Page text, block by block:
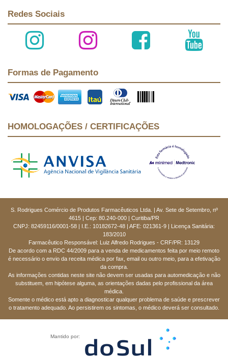
Redes Sociais
Formas de Pagamento
HOMOLOGAÇÕES / CERTIFICAÇÕES
S. Rodrigues Comércio de Produtos Farmacêuticos Ltda. | Av. Sete de Setembro, nº
4615 | Cep: 80.240-000 | Curitiba/PR
CNPJ: 82459116/0001-58 | I.E.: 10182672-48 | AFE: 021361-9 | Licença Sanitária:
183/2010
Farmacêutico Responsável: Luiz Alfredo Rodrigues - CRF/PR: 13129
De acordo com a RDC 44/2009 para a venda de medicamentos feita por meio remoto
é necessário o envio da receita médica por fax, email ou outro meio, para a efetivação
da compra.
As informações contidas neste site não devem ser usadas para automedicação e não
substituem, em hipótese alguma, as orientações dadas pelo profissional da área
médica.
Somente o médico está apto a diagnosticar qualquer problema de saúde e prescrever
o tratamento adequado. Ao persistirem os sintomas, o médico deverá ser consultado.
Mantido por: